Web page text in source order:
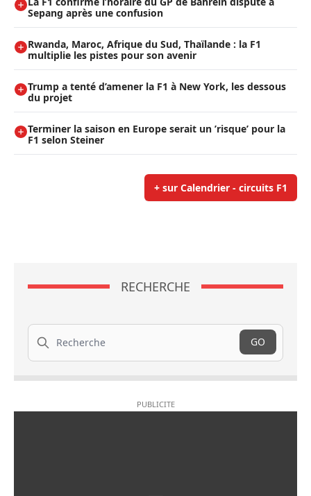
Sepang après une confusion
Rwanda, Maroc, Afrique du Sud, Thaïlande : la F1
multiplie les pistes pour son avenir
Trump a tenté d’amener la F1 à New York, les dessous
du projet
Terminer la saison en Europe serait un ’risque’ pour la
F1 selon Steiner
+ sur Calendrier - circuits F1
RECHERCHE
Recherche
GO